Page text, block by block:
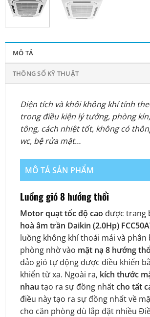
MÔ TẢ
THÔNG SỐ KỸ THUẬT
Diện tích và khối không khí tính
trong điều kiện lý tưởng, phòng
tông, cách nhiệt tốt, không có
wc, bệ rửa mặt…
MÔ TẢ SẢN PHẨM
Luồng gió 8 hướng thổi
Motor quạt tốc độ cao được trang
hoà âm trần Daikin (2.0Hp)
luồng không khí thoải mái và phân
phòng nhờ vào mặt nạ 8 hướng
đảo gió tự động được điều khiển
khiển từ xa. Ngoài ra, kích thước
nhau tạo ra sự đồng nhấtcho tất
điều này tạo ra sự đồng nhất về
cho căn phòng dù lắp đặt nhiều